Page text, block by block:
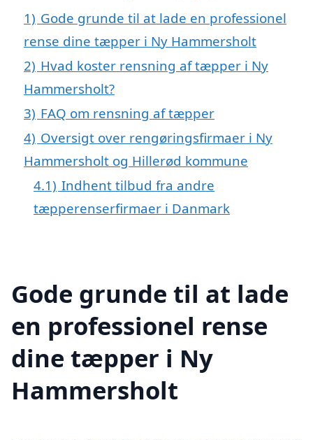
1) Gode grunde til at lade en professionel
rense dine tæpper i Ny Hammersholt
2) Hvad koster rensning af tæpper i Ny
Hammersholt?
3) FAQ om rensning af tæpper
4) Oversigt over rengøringsfirmaer i Ny
Hammersholt og Hillerød kommune
4.1) Indhent tilbud fra andre
tæpperenserfirmaer i Danmark
Gode grunde til at lade
en professionel rense
dine tæpper i Ny
Hammersholt